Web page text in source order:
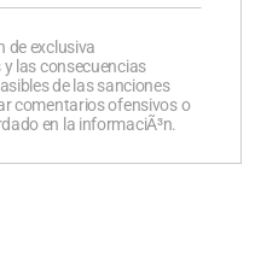
de exclusiva
las consecuencias
de las sanciones
comentarios ofensivos o
en la informaciÃ³n.